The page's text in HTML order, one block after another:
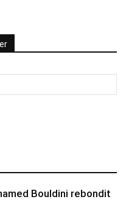
Bouldini rebondit